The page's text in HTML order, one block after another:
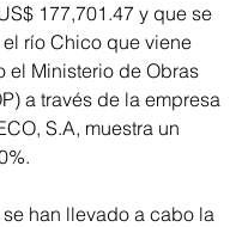
177,701.47 y que se
río Chico que viene
el Ministerio de Obras
a través de la empresa
S.A, muestra un
han llevado a cabo la